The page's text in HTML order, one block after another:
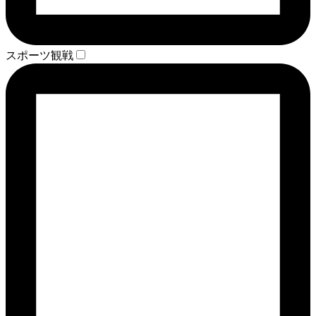
スポーツ観戦